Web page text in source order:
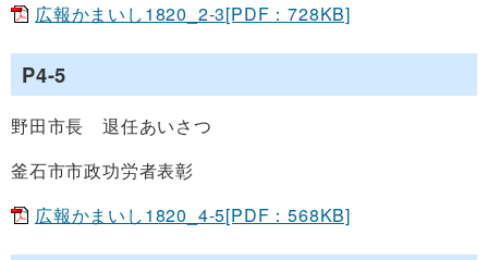
広報かまいし1820_2-3[PDF：728KB]
P4-5
野田市長 退任あいさつ
釜石市市政功労者表彰
広報かまいし1820_4-5[PDF：568KB]